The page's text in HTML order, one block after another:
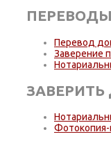
ПЕРЕВОДЫ
Перевод
Заверение
Фотокопия-